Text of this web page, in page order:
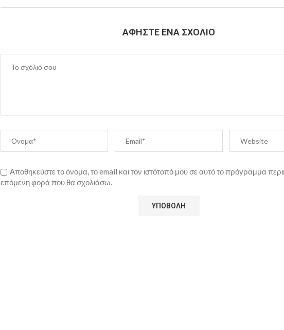
ΑΦΉΣΤΕ ΈΝΑ ΣΧΌΛΙΟ
Αποθηκεύστε το όνομα, το email και τον ιστότοπό μου σε αυτό το πρόγραμμα
επόμενη φορά που θα σχολιάσω.